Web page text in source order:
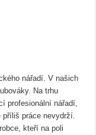
nářadí. V našich
Na trhu
profesionální nářadí,
příliš práce nevydrží.
kteří na poli